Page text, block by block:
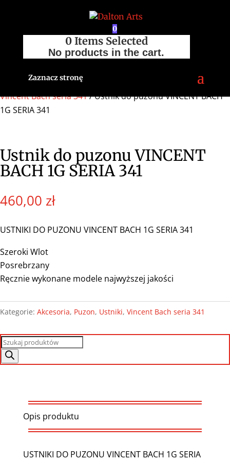
0
0 Items Selected
No products in the cart.
Zaznacz stronę
Strona główna/Sklep
/
Vincent Bach seria 341/ Ustnik do puzonu VINCENT BACH
1G SERIA 341
Ustnik do puzonu VINCENT
BACH 1G SERIA 341
460,00 zł
USTNIKI DO PUZONU VINCENT BACH 1G SERIA 341
Szeroki Wlot
Posrebrzany
Ręcznie wykonane modele najwyższej jakości
Kategorie: Akcesoria, Puzon, Ustniki, Vincent Bach seria 341
Wyszukiwarka
produktów
Opis produktu
USTNIKI DO PUZONU VINCENT BACH 1G SERIA